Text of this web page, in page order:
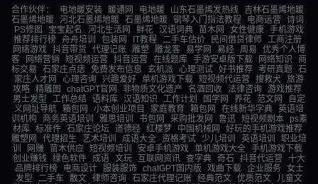
合作伙伴： 电地暖安装 暖通网 电地暖 山东石墨烯发热线
吉林石墨烯地暖
石墨烯地暖
河北石墨烯地暖 石墨烯地暖 钢琴入门指法教程 电商运营
诗词
PS修图
宝宝起名 河北生活网 鲜花 汉语词典 苗木网 女性健康 手机游戏
推荐排行榜
舟舟培训 包装网 IT教程 二手车估价 民间借贷律师
工商注册
网络游戏 抖音带货 代理记账 雕塑 雕龙客 易学网 易经 周易
优秀个人博
客
网络营销 短视频运营 抖音运营 在线题库 手游安卓版下载 网络知识
商
标交易
石家庄点痣 免费发布信息 玄机派 心理测试 好书推荐 考研真题 石
家庄人才网
心理咨询 兴趣爱好 单机游戏下载 短视频代运营 搜救犬 旅游
攻略 精雕图 chatGPT官网 非物质文化遗产 名酒回收 法律咨询 游戏推荐
男士发型
工作总结 语料库 汉语知识 工作计划 国学网 养花 范文网
自定
义网址导航 箱包网 小本创业项目 家庭教育 箱包网 在线新华字典 英语培
训机构
商务英语培训 雅思培训 书包网 采购批发网 鲁迅 短视频剧本
ps素
材库
标准件 石家庄论坛 道德经 红楼梦 中国机械网
好玩的手机游戏推荐
雕塑网
代理招生 艺术培训 成语大全 资格考试 少儿培训 英语培训
职业培
训
网赚 苗木供应 短视频培训 安卓手机游戏 单机游戏大全
手机游戏下载
创业赚钱
绿色软件 成语 文玩 互联网资讯 查字典 奇石 抖音代运营 十大
品牌排行榜
电商设计 服装服饰 chatGPT国内版 戏曲下载 企业服务
女士
发型
二手车 散文 律师咨询 石家庄代理记账 经典范文 优质范文
儿童文